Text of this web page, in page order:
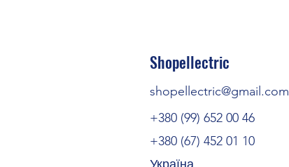
Shopellectric
shopellectric@gmail.com
+380 (99) 652 00 46
+380 (67) 452 01 10